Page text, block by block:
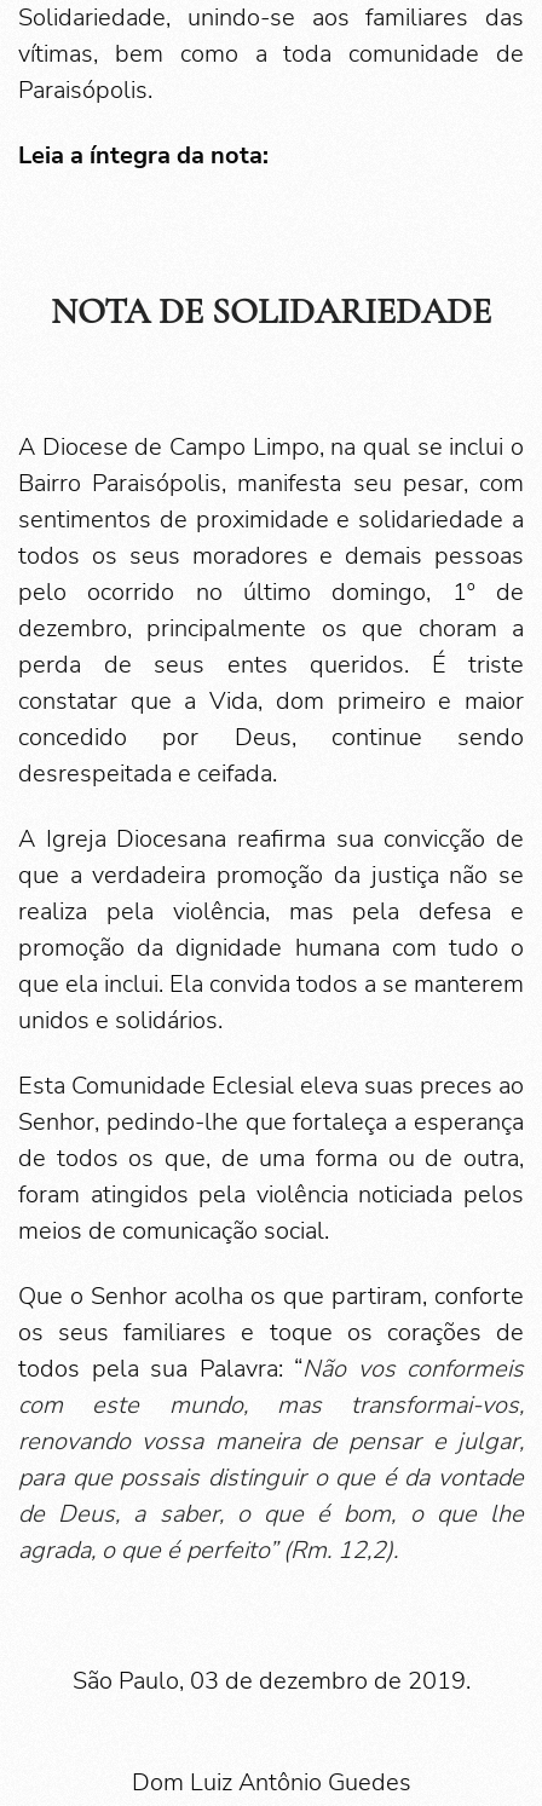
Solidariedade, unindo-se aos familiares das
vítimas, bem como a toda comunidade de
Paraisópolis.
Leia a íntegra da nota:
NOTA DE SOLIDARIEDADE
A Diocese de Campo Limpo, na qual se inclui o
Bairro Paraisópolis, manifesta seu pesar, com
sentimentos de proximidade e solidariedade a
todos os seus moradores e demais pessoas
pelo ocorrido no último domingo, 1º de
dezembro, principalmente os que choram a
perda de seus entes queridos. É triste
constatar que a Vida, dom primeiro e maior
concedido por Deus, continue sendo
desrespeitada e ceifada.
A Igreja Diocesana reafirma sua convicção de
que a verdadeira promoção da justiça não se
realiza pela violência, mas pela defesa e
promoção da dignidade humana com tudo o
que ela inclui. Ela convida todos a se manterem
unidos e solidários.
Esta Comunidade Eclesial eleva suas preces ao
Senhor, pedindo-lhe que fortaleça a esperança
de todos os que, de uma forma ou de outra,
foram atingidos pela violência noticiada pelos
meios de comunicação social.
Que o Senhor acolha os que partiram, conforte
os seus familiares e toque os corações de
todos pela sua Palavra: “Não vos conformeis
com este mundo, mas transformai-vos,
renovando vossa maneira de pensar e julgar,
para que possais distinguir o que é da vontade
de Deus, a saber, o que é bom, o que lhe
agrada, o que é perfeito” (Rm. 12,2).
São Paulo, 03 de dezembro de 2019.
Dom Luiz Antônio Guedes